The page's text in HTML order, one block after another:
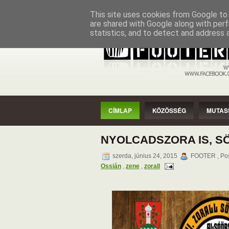
CÍMLAP KÖZÖSSÉG MUTASSAD
CÍMLAP KÖZÖSSÉG
NYOLCADSZORA IS,
szerda, június 24, 2015 FOOTER ,
Ossián , zene , zorall
This site uses cookies from Google
are shared with Google along with
statistics, and to detect and address